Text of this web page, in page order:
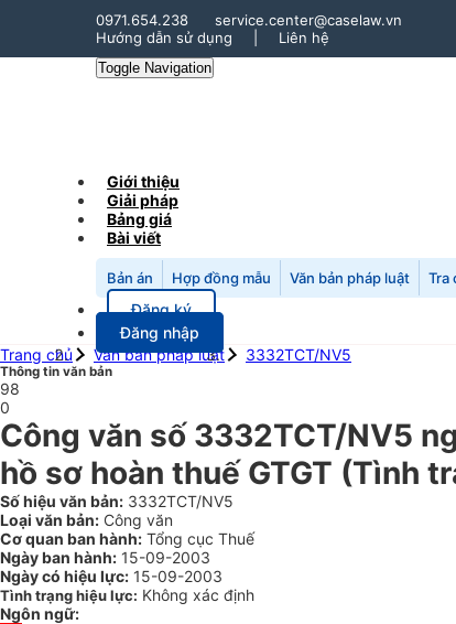
0971.654.238
service.center@caselaw.vn
Hướng dẫn sử dụng
Liên hệ
Toggle Navigation
Giới thiệu
Giải pháp
Bảng giá
Bài viết
Bản án Hợp đồng mẫu Văn bản pháp luật Tra
Đăng ký
Đăng nhập
Trang chủ
Văn bản pháp luật 3332TCT/NV5
Thông tin văn bản
98
0
Công văn số 3332TCT/NV5
hồ sơ hoàn thuế GTGT (Tình
Số hiệu văn bản: 3332TCT/NV5
Loại văn bản: Công văn
Cơ quan ban hành: Tổng cục Thuế
Ngày ban hành: 15-09-2003
Ngày có hiệu lực: 15-09-2003
Tình trạng hiệu lực: Không xác định
Ngôn ngữ: